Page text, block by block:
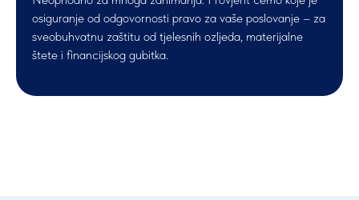
osiguranje od odgovornosti pravo za vaše poslovanje – za
sveobuhvatnu zaštitu od tjelesnih ozljeda, materijalne
štete i financijskog gubitka.